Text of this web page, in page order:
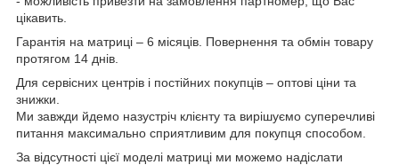
цікавить.
Гарантія на матриці – 6 місяців. Повернення та обмін товару
протягом 14 днів.
Для сервісних центрів і постійних покупців – оптові ціни та
знижки.
Ми завжди йдемо назустріч клієнту та вирішуємо суперечливі
питання максимально сприятливим для покупця способом.
За відсутності цієї моделі матриці ми можемо надіслати